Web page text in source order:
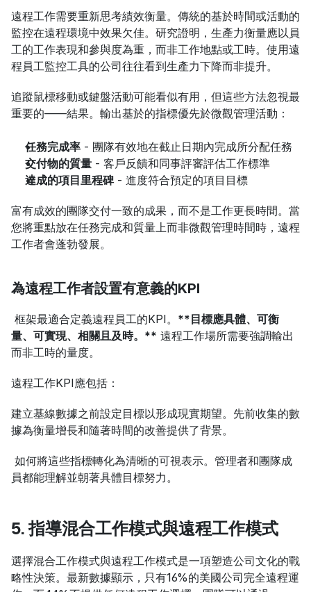
遠程工作需要重新思考績效衡量。傳統的基於時間或活動的
監控在遠程環境中效果欠佳。研究證明，生產力衡量應以員
工的工作表現和參與度為重，而非工作地點或工時。使用遠
程員工監控工具的公司往往看到生產力下降而非提升。
追蹤鼠標移動或鍵盤活動可能看似有用，但這些方法忽視最
重要的——結果。輸出基於的指標優先於微觀管理活動：
任務完成率 - 團隊有效地在截止日期內完成所分配任務
交付物的質量 - 客戶反饋和同事評審評估工作標準
達成的項目里程碑 - 進度符合預定的項目目標
富有成效的團隊交付一致的成果，而不是工作更長時間。當
您將重點放在任務完成和質量上而非微觀管理時間時，遠程
工作者會蓬勃發展。
為遠程工作者設置有意義的KPI
框架最適合定義遠程員工的KPI。 **目標應具體、可衡
量、可實現、相關且及時。** 遠程工作場所需要強調輸出
而非工時的量度。
遠程工作KPI應包括：
建立基線數據之前設定目標以形成現實期望。先前收集的數
據為衡量增長和隨著時間的改善提供了背景。
員都能理解並朝著具體目標努力。
5. 指導混合工作模式與遠程工作模式
選擇混合工作模式與遠程工作模式是一項塑造公司文化的戰
略性決策。最新數據顯示，只有16%的美國公司完全遠程運